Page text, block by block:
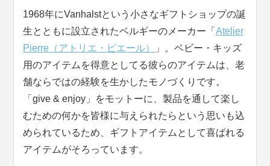
1968年にVanhalstという小さなギフトショップの誕
生とともに設立されたベルギーのメーカー「Atelier
Pierre（アトリエ・ピエール）
」。ベビー・キッズ
用のアイテムを得意としてる彼らのアイテムは、老
舗ならではの経験を生かしたモノづくりです。
「give & enjoy」をモットーに、製品を通して楽し
むための何かを皆様に与えられたらという思いも込
められているため、ギフトアイテムとして喜ばれる
アイテムがそろっています。